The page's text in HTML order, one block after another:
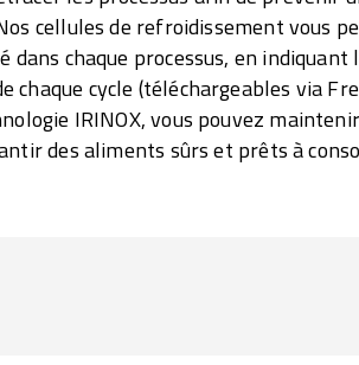
cellules de refroidissement vous
dans chaque processus, en indiquant
chaque cycle (téléchargeables via
IRINOX, vous pouvez
des aliments sûrs et prêts à